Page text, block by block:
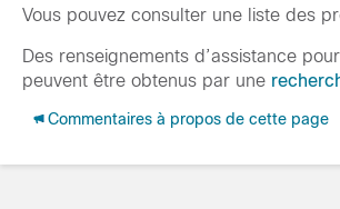
Vous pouvez consulter une liste des
Des renseignements d’assistance
peuvent être obtenus par une
Commentaires à propos de cette page